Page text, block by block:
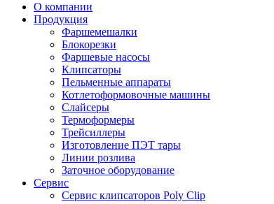
О компании
Продукция
Фаршемешалки
Блокорезки
Фаршевые насосы
Клипсаторы
Пельменные аппараты
Котлетоформовочные машины
Слайсеры
Термоформеры
Трейсиллеры
Изготовление ПЭТ тары
Линии розлива
Заточное оборудование
Сервис
Сервис клипсаторов Poly Clip